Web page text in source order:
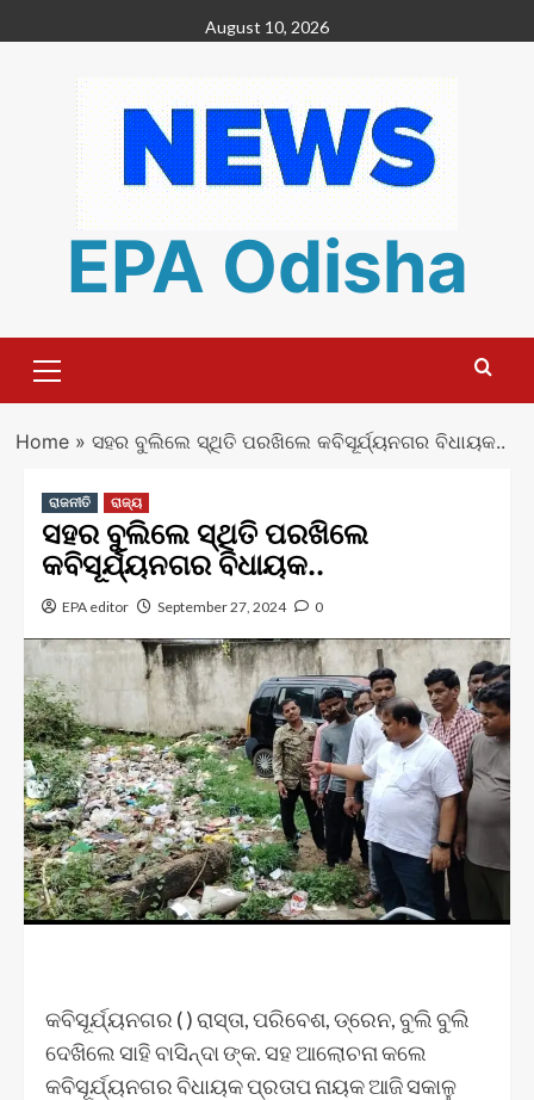
to
August 10, 2026
EPA Odisha
Menu
Home» ସହର ବୁଲିଲେ ସ୍ଥିତି ପରଖିଲେ କବିସୂର୍ଯ୍ୟନଗର ବିଧାୟକ..
ରାଜନୀତି ରାଜ୍ୟ
ସହର ବୁଲିଲେ ସ୍ଥିତି ପରଖିଲେ
କବିସୂର୍ଯ୍ୟନଗର ବିଧାୟକ..
EPA editor September 27, 2024 0
କବିସୂର୍ଯ୍ୟନଗର ( ) ରାସ୍ତା, ପରିବେଶ, ଡ୍ରେନ, ବୁଲି ବୁଲି
ଦେଖିଲେ ସାହି ବାସିନ୍ଦା ଙ୍କ. ସହ ଆଲୋଚନା କଲେ
କବିସୂର୍ଯ୍ୟନଗର ବିଧାୟକ ପ୍ରତାପ ନାୟକ ଆଜି ସକାଳୁ